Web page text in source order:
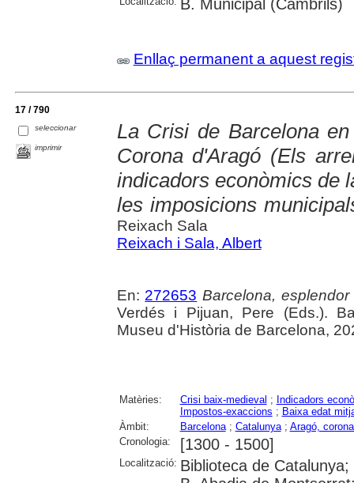
B. Municipal (Cambrils)
Enllaç permanent a aquest
17 / 790
seleccionar
imprimir
La Crisi de Barcelona
Corona d'Aragó (Els
indicadors econòmics de
les imposicions
Reixach Sala
Reixach i Sala, Albert
En: 272653 Barcelona,
Verdés i Pijuan, Pere (Eds.).
Museu d'Història de Barcelona,
Matèries: Crisi baix-medieval ; Indicadors
Impostos-exaccions ; Baixa edat
Àmbit:
Barcelona; Catalunya; Aragó,
Cronologia:
[1300 - 1500]
Localització: Biblioteca de